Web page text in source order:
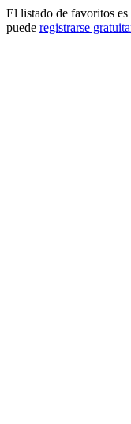
El listado de favoritos
puede registrarse